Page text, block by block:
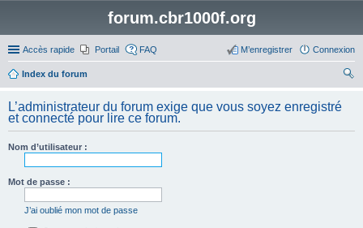
forum.cbr1000f.org
Accès rapide Portail FAQ Connexion
M’enregistrer
Index du forum
ch
L’administrateur du forum exige que vous soyez enregistré
et connecté pour lire ce forum.
Nom d’utilisateur :
Mot de passe :
J’ai oublié mon mot de passe